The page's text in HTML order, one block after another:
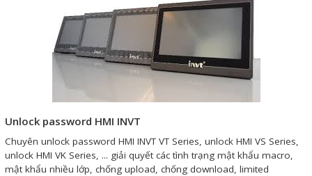
Unlock password HMI INVT
Chuyên unlock password HMI INVT VT Series, unlock HMI VS Series,
unlock HMI VK Series, ... giải quyết các tình trạng mật khẩu macro,
mật khẩu nhiều lớp, chống upload, chống download, limited
truyền và lưu trữ dữ liệu
Thiết bị điều khiển và giám
Thiết bị đo lường - Cảm biến
Bộ điều khiển nhiệt độ
Bộ đếm - Bộ hẹn giờ